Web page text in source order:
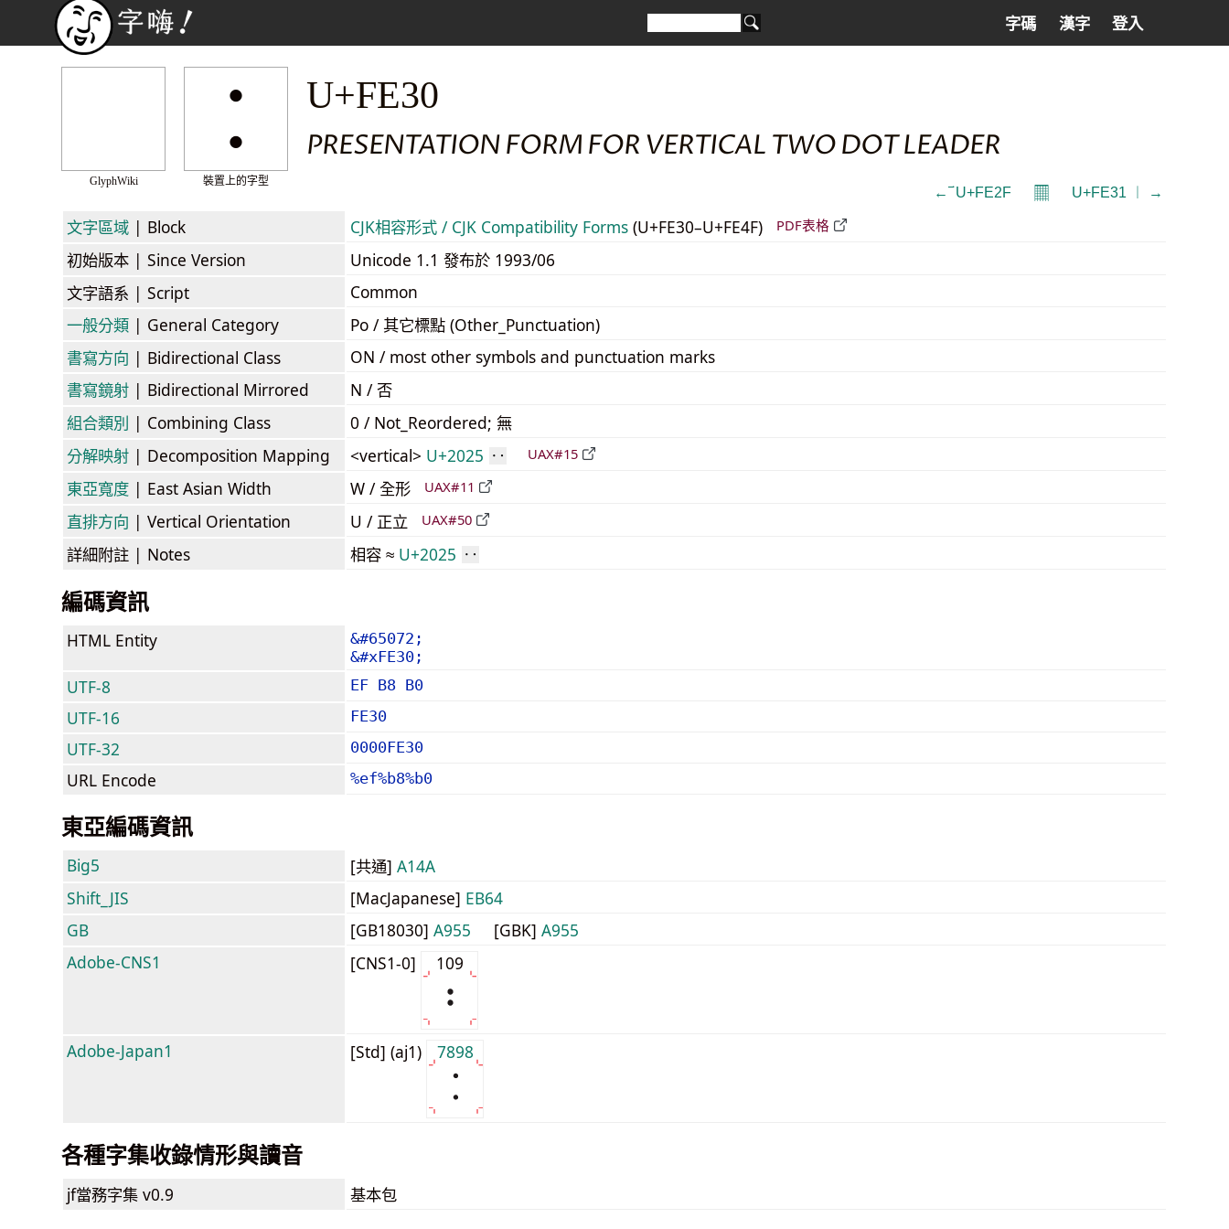
字碼 漢字 登入
GlyphWiki
︰
裝置上的字型
U+FE30
PRESENTATION FORM FOR VERTICAL TWO DOT LEADER
← ︯ U+FE2F 𝄜 U+FE31 ︱ →
文字區域 | Block CJK相容形式 / CJK Compatibility Forms (U+FE30–U+FE4F) PDF表格
初始版本 | Since Version
Unicode 1.1 發布於 1993/06
文字語系 | Script
Common
一般分類 | General Category
Po / 其它標點 (Other_Punctuation)
書寫方向 | Bidirectional Class
ON / most other symbols and punctuation marks
書寫鏡射 | Bidirectional Mirrored
N / 否
組合類別 | Combining Class
0 / Not_Reordered; 無
分解映射 | Decomposition Mapping <vertical> U+2025 ‥ UAX#15
東亞寬度 | East Asian Width W / 全形 UAX#11
直排方向 | Vertical Orientation U / 正立 UAX#50
詳細附註 | Notes 相容 ≈ U+2025 ‥
編碼資訊
HTML Entity
&#65072;
&#xFE30;
UTF-8 EF B8 B0
UTF-16 FE30
UTF-32 0000FE30
URL Encode %ef%b8%b0
東亞編碼資訊
Big5 [共通] A14A
Shift_JIS
[MacJapanese] EB64
GB
[GB18030] A955 [GBK] A955
Adobe-CNS1
[CNS1-0] 109
Adobe-Japan1 [Std] (aj1) 7898
各種字集收錄情形與讀音
jf當務字集 v0.9 基本包